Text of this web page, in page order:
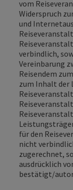
vom
Widerspruch
und
verbindlich,
Vereinbarung
Reisendem
zum Inhalt der
für den
nicht
zugerechnet,
ausdrücklich
bestätigt/